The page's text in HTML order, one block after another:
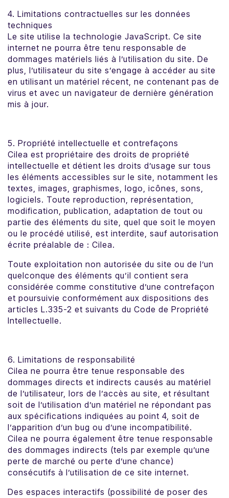
4. Limitations contractuelles sur les données
techniques
Le site utilise la technologie JavaScript. Ce site
internet ne pourra être tenu responsable de
dommages matériels liés à l’utilisation du site. De
plus, l’utilisateur du site s’engage à accéder au site
en utilisant un matériel récent, ne contenant pas de
virus et avec un navigateur de dernière génération
mis à jour.
5. Propriété intellectuelle et contrefaçons
Cilea est propriétaire des droits de propriété
intellectuelle et détient les droits d’usage sur tous
les éléments accessibles sur le site, notamment les
textes, images, graphismes, logo, icônes, sons,
logiciels. Toute reproduction, représentation,
modification, publication, adaptation de tout ou
partie des éléments du site, quel que soit le moyen
ou le procédé utilisé, est interdite, sauf autorisation
écrite préalable de : Cilea.
Toute exploitation non autorisée du site ou de l’un
quelconque des éléments qu’il contient sera
considérée comme constitutive d’une contrefaçon
et poursuivie conformément aux dispositions des
articles L.335-2 et suivants du Code de Propriété
Intellectuelle.
6. Limitations de responsabilité
Cilea ne pourra être tenue responsable des
dommages directs et indirects causés au matériel
de l’utilisateur, lors de l’accès au site, et résultant
soit de l’utilisation d’un matériel ne répondant pas
aux spécifications indiquées au point 4, soit de
l’apparition d’un bug ou d’une incompatibilité.
Cilea ne pourra également être tenue responsable
des dommages indirects (tels par exemple qu’une
perte de marché ou perte d’une chance)
consécutifs à l’utilisation de ce site internet.
Des espaces interactifs (possibilité de poser des